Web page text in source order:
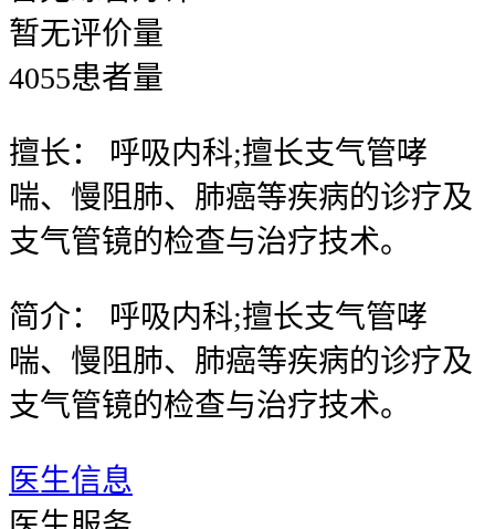
暂无评价量
4055患者量
擅长：
呼吸内科;擅长支气管哮
喘、慢阻肺、肺癌等疾病的诊疗及
支气管镜的检查与治疗技术。
简介：
呼吸内科;擅长支气管哮
喘、慢阻肺、肺癌等疾病的诊疗及
支气管镜的检查与治疗技术。
医生信息